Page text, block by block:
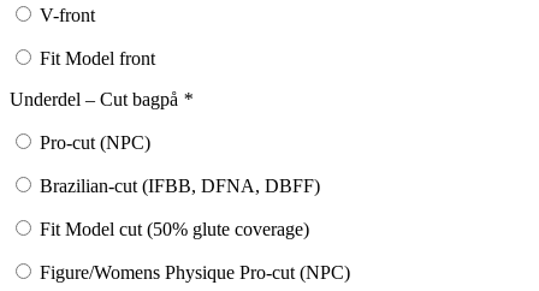
V-front
Fit Model front
Underdel – Cut bagpå *
Pro-cut (NPC)
Brazilian-cut (IFBB, DFNA, DBFF)
Fit Model cut (50% glute coverage)
Figure/Womens Physique Pro-cut (NPC)